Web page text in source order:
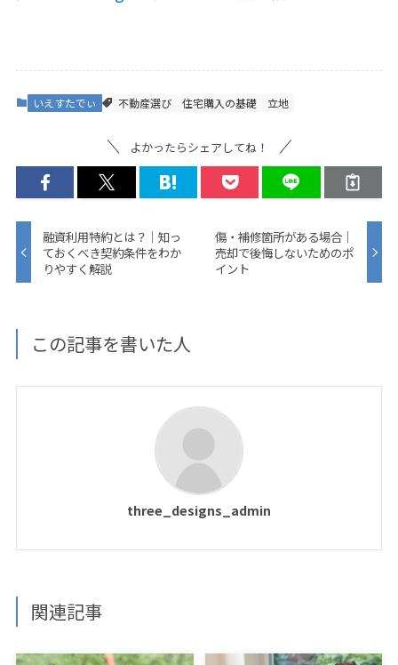
いえすたでぃ 不動産選び 住宅購入の基礎 立地
よかったらシェアしてね！
融資利用特約とは？｜知っ
ておくべき契約条件をわか
りやすく解説
傷・補修箇所がある場合｜
売却で後悔しないためのポ
イント
この記事を書いた人
three_designs_admin
関連記事